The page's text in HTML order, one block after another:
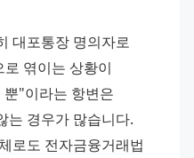
대포통장 명의자로
엮이는 상황이
"이라는 항변은
는 경우가 많습니다.
로도 전자금융거래법